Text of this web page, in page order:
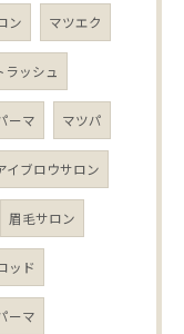
ン マツエク
ラッシュ
ーマ マツパ
イブロウサロン
眉毛サロン
ッド
ーマ